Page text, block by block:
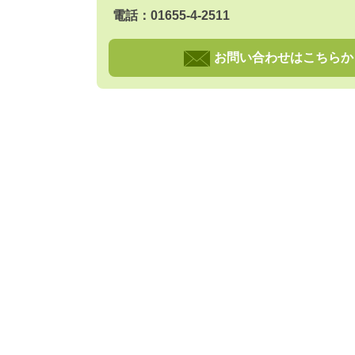
電話：01655-4-2511
お問い合わせはこちら